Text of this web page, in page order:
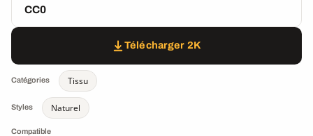
CC0
Télécharger 2K
Catégories Tissu
Styles Naturel
Compatible